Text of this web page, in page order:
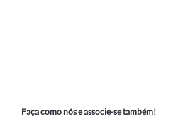
Faça como nós e associe-se também!